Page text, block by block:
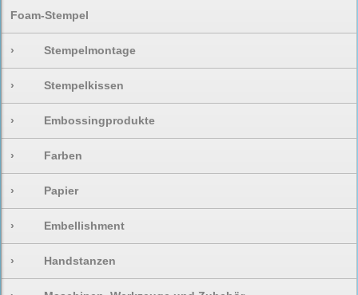
Foam-Stempel
› Stempelmontage
› Stempelkissen
› Embossingprodukte
› Farben
› Papier
› Embellishment
› Handstanzen